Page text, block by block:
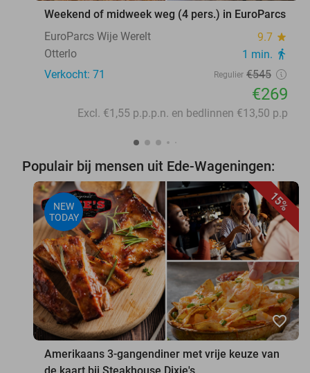
Weekend of midweek weg (4 pers.) in EuroParcs
EuroParcs Wije Werelt
9.7 star
Otterlo 1 min. directions_walk
Verkocht: 71 Regulier €545
€269
Excl. €1,55 p.p.p.n. en bedlinnen €13,50 p.p
Populair bij mensen uit Ede-Wageningen:
15%
NEW
TODAY
favorite_border
Amerikaans 3-gangendiner met vrije keuze van